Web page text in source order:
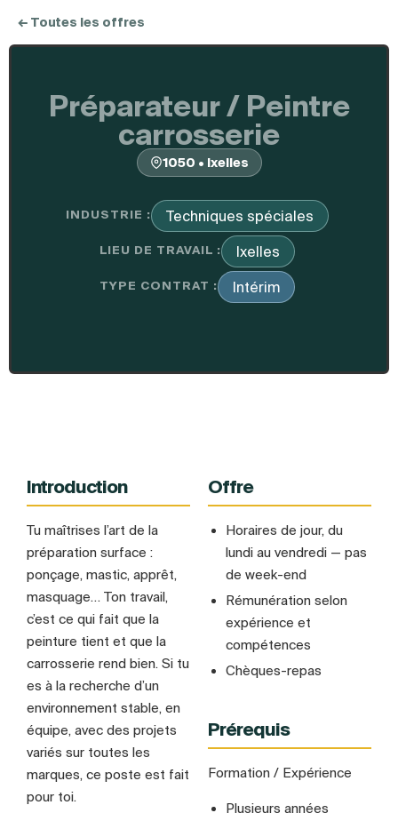
← Toutes les offres
Préparateur / Peintre
carrosserie
1050 • Ixelles
INDUSTRIE : Techniques spéciales
LIEU DE TRAVAIL : Ixelles
TYPE CONTRAT : Intérim
Introduction
Tu maîtrises l’art de la
préparation surface :
ponçage, mastic, apprêt,
masquage… Ton travail,
c’est ce qui fait que la
peinture tient et que la
carrosserie rend bien. Si tu
es à la recherche d’un
environnement stable, en
équipe, avec des projets
variés sur toutes les
marques, ce poste est fait
pour toi.
Offre
Horaires de jour, du
lundi au vendredi — pas
de week-end
Rémunération selon
expérience et
compétences
Chèques-repas
Prérequis
Formation / Expérience
Plusieurs années